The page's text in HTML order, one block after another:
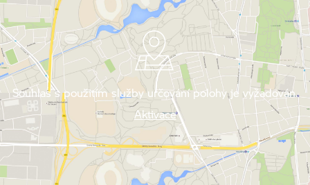
Souhlas s použitím služby určování polohy je vyžadován.
Aktivace